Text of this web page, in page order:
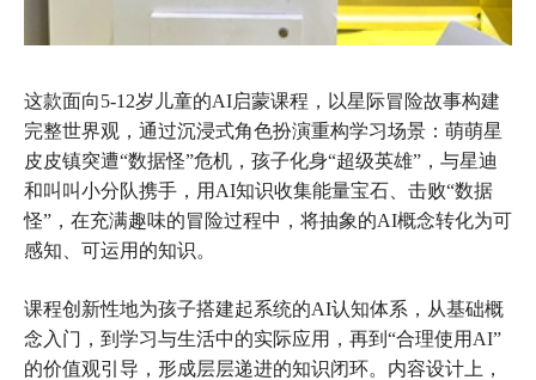
这款面向5-12岁儿童的AI启蒙课程，以星际冒险故事构建
完整世界观，通过沉浸式角色扮演重构学习场景：萌萌星
皮皮镇突遭“数据怪”危机，孩子化身“超级英雄”，与星迪
和叫叫小分队携手，用AI知识收集能量宝石、击败“数据
怪”，在充满趣味的冒险过程中，将抽象的AI概念转化为可
感知、可运用的知识。
课程创新性地为孩子搭建起系统的AI认知体系，从基础概
念入门，到学习与生活中的实际应用，再到“合理使用AI”
的价值观引导，形成层层递进的知识闭环。内容设计上，